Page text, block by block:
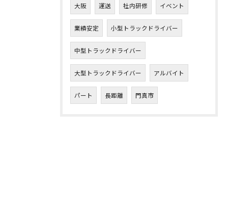
大阪 運送 社内研修 イベント
業績安定 小型トラックドライバー
中型トラックドライバー
大型トラックドライバー アルバイト
パート 長距離 門真市